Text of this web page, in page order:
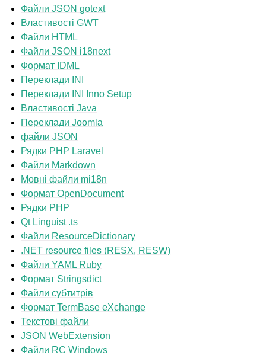
Файли JSON gotext
Властивості GWT
Файли HTML
Файли JSON i18next
Формат IDML
Переклади INI
Переклади INI Inno Setup
Властивості Java
Переклади Joomla
файли JSON
Рядки PHP Laravel
Файли Markdown
Мовні файли mi18n
Формат OpenDocument
Рядки PHP
Qt Linguist .ts
Файли ResourceDictionary
.NET resource files (RESX, RESW)
Файли YAML Ruby
Формат Stringsdict
Файли субтитрів
Формат TermBase eXchange
Текстові файли
JSON WebExtension
Файли RC Windows